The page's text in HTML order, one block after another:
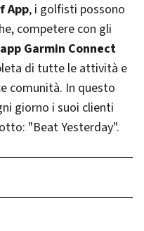
App, i golfisti possono
competere con gli
app Garmin Connect
di tutte le attività e
comunità. In questo
giorno i suoi clienti
"Beat Yesterday".